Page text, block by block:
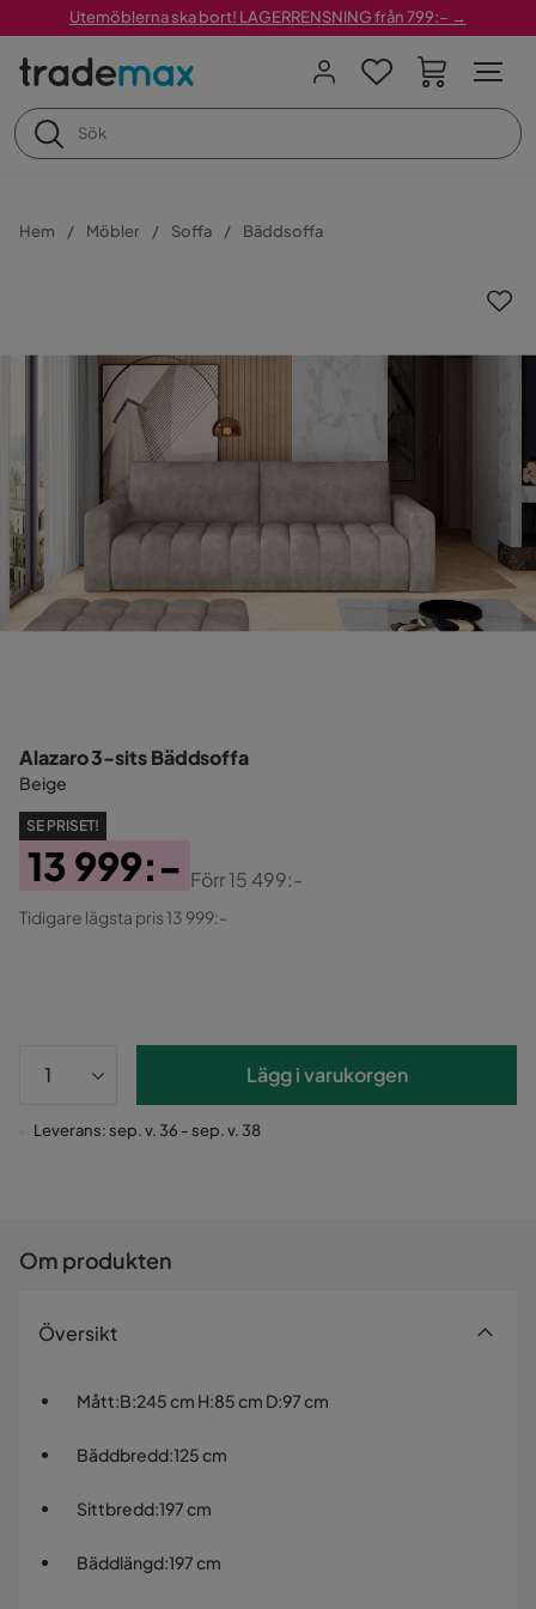
Utemöblerna ska bort! LAGERRENSNING från 799:– →
Hem Möbler Soffa Bäddsoffa
Alazaro 3-sits Bäddsoffa
Beige
SE PRISET!
Pris
13 999:-
Original
Förr15 499:-
Tidigare lägsta pris 13 999:-
Lägg i varukorgen
Leverans: sep. v. 36 - sep. v. 38
Om produkten
Översikt
Mått:B:245 cm H:85 cm D:97 cm
Bäddbredd:125 cm
Sittbredd:197 cm
Bäddlängd:197 cm